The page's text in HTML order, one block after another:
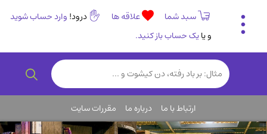
سبد شما علاقه ها درود! وارد حساب شوید
و یایک حساب باز کنید.
تاریخی و فرهنگی
(838)
رمان و داستان ایرانی(307)
روانشناسی(357)
ارتباط با ما درباره ما مقررات سایت